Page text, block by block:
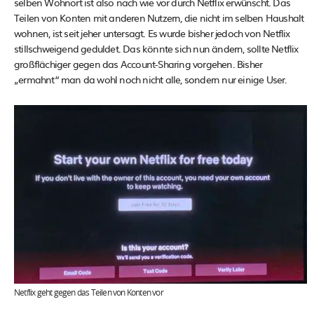
Teilen von Konten mit anderen Nutzern, die nicht im selben Haushalt
wohnen, ist seit jeher untersagt. Es wurde bisher jedoch von Netflix
stillschweigend geduldet. Das könnte sich nun ändern, sollte Netflix
großflächiger gegen das Account-Sharing vorgehen. Bisher
„ermahnt“ man da wohl noch nicht alle, sondern nur einige User.
Netflix geht gegen das Teilen von Konten vor